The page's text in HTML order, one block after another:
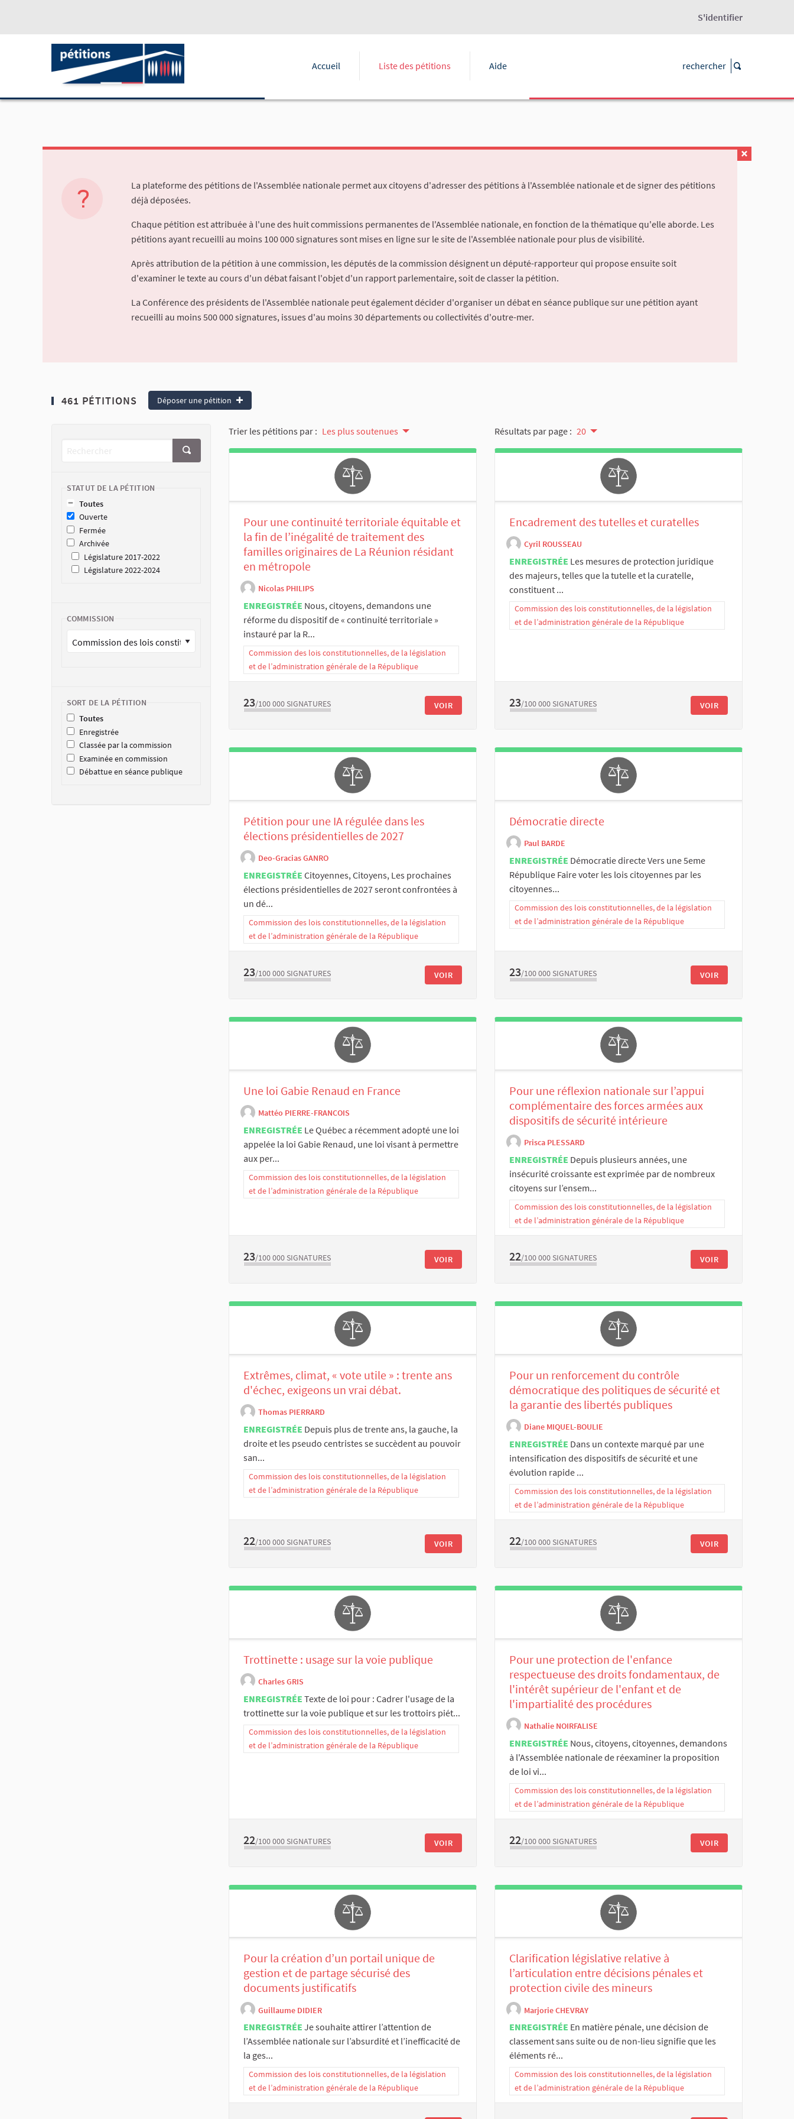
S'identifier
Accueil Liste des pétitions Aide
La plateforme des pétitions de l'Assemblée nationale permet aux citoyens d'adresser des pétitions à l'Assemblée nationale et de signer des pétitions
déjà déposées.
Chaque pétition est attribuée à l'une des huit commissions permanentes de l'Assemblée nationale, en fonction de la thématique qu'elle aborde. Les
pétitions ayant recueilli au moins 100 000 signatures sont mises en ligne sur le site de l'Assemblée nationale pour plus de visibilité.
Après attribution de la pétition à une commission, les députés de la commission désignent un député-rapporteur qui propose ensuite soit
d'examiner le texte au cours d'un débat faisant l'objet d'un rapport parlementaire, soit de classer la pétition.
La Conférence des présidents de l'Assemblée nationale peut également décider d'organiser un débat en séance publique sur une pétition ayant
recueilli au moins 500 000 signatures, issues d'au moins 30 départements ou collectivités d'outre-mer.
461 PÉTITIONS Déposer une pétition
STATUT DE LA PÉTITION
Toutes
Ouverte
Fermée
Archivée
Législature 2017-2022
Législature 2022-2024
COMMISSION
SORT DE LA PÉTITION
Toutes
Enregistrée
Classée par la commission
Examinée en commission
Débattue en séance publique
Trier les pétitions par : Les plus soutenues Résultats par page : 20
Pour une continuité territoriale équitable et
la fin de l’inégalité de traitement des
familles originaires de La Réunion résidant
en métropole
Nicolas PHILIPS
ENREGISTRÉE Nous, citoyens, demandons une
réforme du dispositif de « continuité territoriale »
instauré par la R...
Commission des lois constitutionnelles, de la législation
et de l’administration générale de la République
23/100 000 SIGNATURES VOIR
Encadrement des tutelles et curatelles
Cyril ROUSSEAU
ENREGISTRÉE Les mesures de protection juridique
des majeurs, telles que la tutelle et la curatelle,
constituent ...
Commission des lois constitutionnelles, de la législation
et de l’administration générale de la République
23/100 000 SIGNATURES VOIR
Pétition pour une IA régulée dans les
élections présidentielles de 2027
Deo-Gracias GANRO
ENREGISTRÉE Citoyennes, Citoyens, Les prochaines
élections présidentielles de 2027 seront confrontées à
un dé...
Commission des lois constitutionnelles, de la législation
et de l’administration générale de la République
23/100 000 SIGNATURES VOIR
Démocratie directe
Paul BARDE
ENREGISTRÉE Démocratie directe Vers une 5eme
République Faire voter les lois citoyennes par les
citoyennes...
Commission des lois constitutionnelles, de la législation
et de l’administration générale de la République
23/100 000 SIGNATURES VOIR
Une loi Gabie Renaud en France
Mattéo PIERRE-FRANCOIS
ENREGISTRÉE Le Québec a récemment adopté une loi
appelée la loi Gabie Renaud, une loi visant à permettre
aux per...
Commission des lois constitutionnelles, de la législation
et de l’administration générale de la République
23/100 000 SIGNATURES VOIR
Pour une réflexion nationale sur l’appui
complémentaire des forces armées aux
dispositifs de sécurité intérieure
Prisca PLESSARD
ENREGISTRÉE Depuis plusieurs années, une
insécurité croissante est exprimée par de nombreux
citoyens sur l’ensem...
Commission des lois constitutionnelles, de la législation
et de l’administration générale de la République
22/100 000 SIGNATURES VOIR
Extrêmes, climat, « vote utile » : trente ans
d'échec, exigeons un vrai débat.
Thomas PIERRARD
ENREGISTRÉE Depuis plus de trente ans, la gauche, la
droite et les pseudo centristes se succèdent au pouvoir
san...
Commission des lois constitutionnelles, de la législation
et de l’administration générale de la République
22/100 000 SIGNATURES VOIR
Pour un renforcement du contrôle
démocratique des politiques de sécurité et
la garantie des libertés publiques
Diane MIQUEL-BOULIE
ENREGISTRÉE Dans un contexte marqué par une
intensification des dispositifs de sécurité et une
évolution rapide ...
Commission des lois constitutionnelles, de la législation
et de l’administration générale de la République
22/100 000 SIGNATURES VOIR
Trottinette : usage sur la voie publique
Charles GRIS
ENREGISTRÉE Texte de loi pour : Cadrer l'usage de la
trottinette sur la voie publique et sur les trottoirs piét...
Commission des lois constitutionnelles, de la législation
et de l’administration générale de la République
22/100 000 SIGNATURES VOIR
Pour une protection de l'enfance
respectueuse des droits fondamentaux, de
l'intérêt supérieur de l'enfant et de
l'impartialité des procédures
Nathalie NOIRFALISE
ENREGISTRÉE Nous, citoyens, citoyennes, demandons
à l'Assemblée nationale de réexaminer la proposition
de loi vi...
Commission des lois constitutionnelles, de la législation
et de l’administration générale de la République
22/100 000 SIGNATURES VOIR
Pour la création d’un portail unique de
gestion et de partage sécurisé des
documents justificatifs
Guillaume DIDIER
ENREGISTRÉE Je souhaite attirer l’attention de
l’Assemblée nationale sur l’absurdité et l’inefficacité de
la ges...
Commission des lois constitutionnelles, de la législation
et de l’administration générale de la République
Clarification législative relative à
l’articulation entre décisions pénales et
protection civile des mineurs
Marjorie CHEVRAY
ENREGISTRÉE En matière pénale, une décision de
classement sans suite ou de non-lieu signifie que les
éléments ré...
Commission des lois constitutionnelles, de la législation
et de l’administration générale de la République